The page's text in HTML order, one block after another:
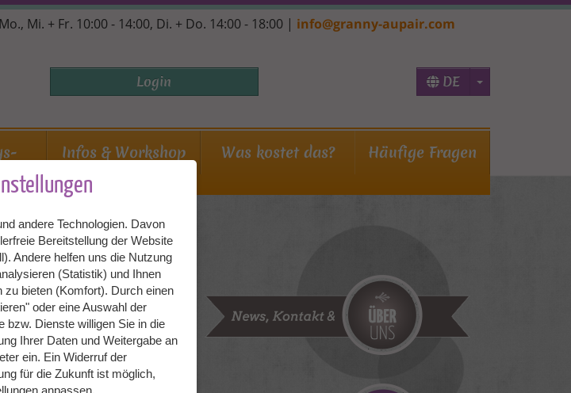
Mi. + Fr. 10:00 - 14:00, Di. + Do. 14:00 - 18:00 | info@granny-aupair.com
Login DE Toggle
Infos & Workshop Was kostet das? Häufige Fragen
in Amsterdam
Familie
zwei Töchter,
12 & 15 Jahre
andere Technologien. Davon
Bereitstellung der Website
Andere helfen uns die Nutzung
(Statistik) und Ihnen
zu bieten (Komfort). Durch einen
oder eine Auswahl der
bzw. Dienste willigen Sie in die
Ihrer Daten und Weitergabe an
ein. Ein Widerruf der
für die Zukunft ist möglich,
anpassen.